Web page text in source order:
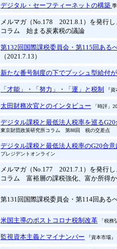
デジタル・セーフティーネットの構築
メルマガ（No.178 2021.8.1）を発行し
コラム 始まる炭素税の議論
第132回国際課税委員会・第115回ある
（2021.7.13）
新たな番号制度の下でプッシュ型給付
「才能」・「努力」・「運」と税制 『
太田財務次官とのインタビュー 「時評」
デジタル課税と最低法人税率を巡る
東京財団政策研究所コラム 第88回 税の交差点
デジタル課税と最低法人税率のG20合
プレジデントオンライン
メルマガ（No.177 2021.7.1）を発行し
コラム 富裕層の課税強化、富か所得か
第131回国際課税委員会・第114回ある
米国主導のポストコロナ税制改革 「税務
監視資本主義とマイナンバー 『資本市場